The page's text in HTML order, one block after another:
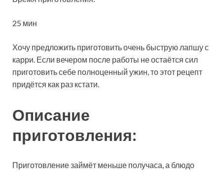
25 мин
Хочу предложить приготовить очень быструю лапшу с
карри. Если вечером после работы не остаётся сил
приготовить себе полноценный ужин, то этот рецепт
придётся как раз кстати.
Описание
приготовления:
Приготовление займёт меньше получаса, а блюдо